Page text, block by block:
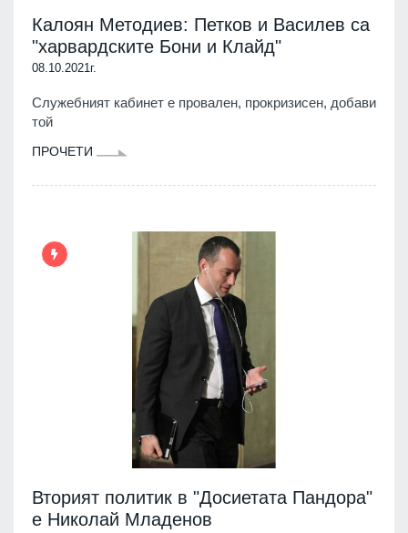
Калоян Методиев: Петков и Василев са
"харвардските Бони и Клайд"
08.10.2021г.
Служебният кабинет е провален, прокризисен, добави
той
ПРОЧЕТИ
Вторият политик в "Досиетата Пандора"
е Николай Младенов